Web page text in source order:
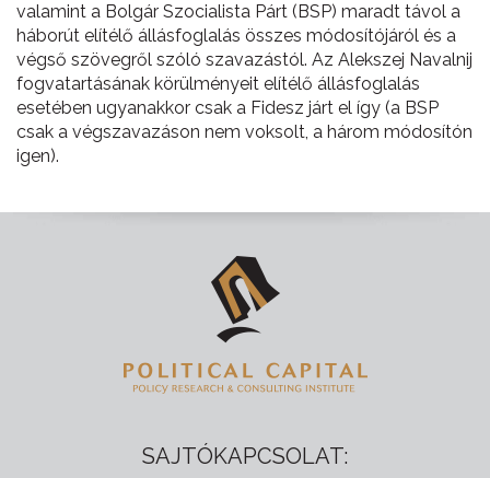
valamint a Bolgár Szocialista Párt (BSP) maradt távol a
háborút elítélő állásfoglalás összes módosítójáról és a
végső szövegről szóló szavazástól. Az Alekszej Navalnij
fogvatartásának körülményeit elítélő állásfoglalás
esetében ugyanakkor csak a Fidesz járt el így (a BSP
csak a végszavazáson nem voksolt, a három módosítón
igen).
SAJTÓKAPCSOLAT: